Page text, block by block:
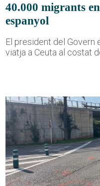
40.000 migrants
espanyol
El president del Govern
viatja a Ceuta al costat